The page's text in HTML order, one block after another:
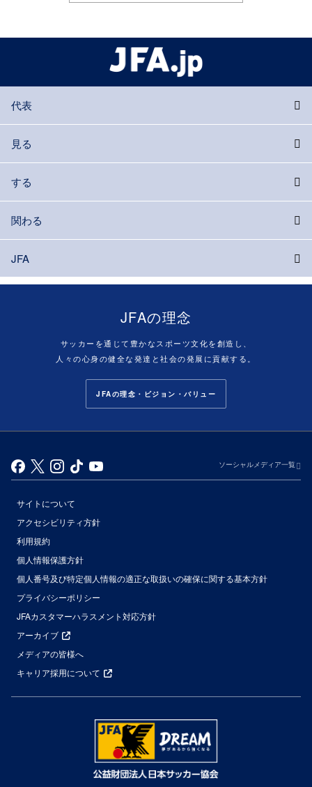
代表
見る
する
関わる
JFA
JFAの理念
サッカーを通じて豊かなスポーツ文化を創造し、
人々の心身の健全な発達と社会の発展に貢献する。
JFAの理念・ビジョン・バリュー
ソーシャルメディア一覧
サイトについて
アクセシビリティ方針
利用規約
個人情報保護方針
個人番号及び特定個人情報の適正な取扱いの確保に関する基本方針
プライバシーポリシー
JFAカスタマーハラスメント対応方針
アーカイブ
メディアの皆様へ
キャリア採用について